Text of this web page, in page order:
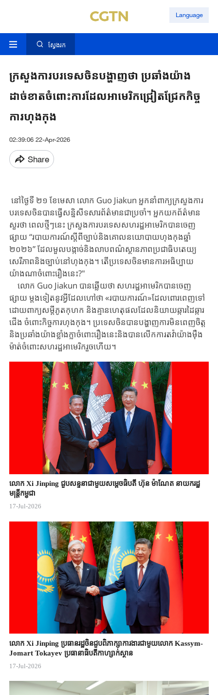
Language
ស្វែងរក
ក្រសួងការបរទេសចិនបង្ហាញថា ប្រឆាំងយ៉ាង
ដាច់ខាតចំពោះការដែលអាមេរិកជ្រៀតជ្រែកកិច្ច
ការហុងកុង
02:39:06 22-Apr-2026
Share
នៅថ្ងៃទី ២១ ខែមេសា លោក Guo Jiakun អ្នកនាំពាក្យក្រសួងការ
បរទេស​ចិនបានធ្វើសន្និសីទសារព័ត៌មានជាប្រចាំ។ អ្នកយកព័ត៌មាន
សួរថា ពេលថ្មីៗនេះ ក្រសួងការបរទេសសហរដ្ឋអាមេរិកបានចេញ
ផ្សាយ “របាយការណ៍ស្តីពីច្បាប់និងគោល​នយោ​បាយហុ​ងកុងឆ្នាំ
២០២៦” ដែលមួលបង្កាច់និងលាបពណ៌ស្ថានភាព​ប្រជាធិប​តេយ្យ​
សេរីភាពនិងច្បាប់នៅហុងកុង។ តើប្រទេសចិន​មានការអធិប្បាយ
យ៉ាង​ណាចំពោះរឿងនេះ?"
លោក Guo Jiakun បានឆ្លើយថា សហរដ្ឋអាមេរិកបានចេញ
ផ្សាយ ម្តងទៀតនូវអ្វីដែល​ហៅថា ​«របាយការណ៍»ដែលពោរពេញទៅ
ដោយពាក្យសម្តីភូតកុហក និង​គ្មានហេតុផលដែលនិយាយឆ្ការដៃឆ្ការ
ជើង ចំពោះកិច្ចការហុងកុង។ ប្រទេសចិនបានបង្ហាញការមិនពេញចិត្ត
និងប្រឆាំងយ៉ាងខ្លាំងក្លាចំពោះរឿងនេះនិងបានលើកការតវ៉ាយ៉ាងម៉ឺង
ម៉ាត់ចំពោះសហរដ្ឋអាមេរិករួចហើយ។
លោក Xi Jinping ជួបសន្ទនាជាមួយសម្តេចធិបតី ហ៊ុន ម៉ាណែត នាយករដ្ឋ
មន្ត្រីកម្ពុជា
17-Jul-2026
លោក Xi Jinping ប្រធានរដ្ឋចិន​ជួបពិភាក្សា​ការងារជាមួយ​លោក Kassym-
Jomart ​Tokayev ​ប្រធានាធិបតី​កាហ្សាក់ស្ថាន​
17-Jul-2026